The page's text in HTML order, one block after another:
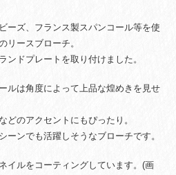
ーズ、フランス製スパンコール等を使
リースブローチ。
ンドプレートを取り付けました。
ルは角度によって上品な煌めきを見せ
どのアクセントにもぴったり。
ーンでも活躍しそうなブローチです。
イルをコーティングしています。(画